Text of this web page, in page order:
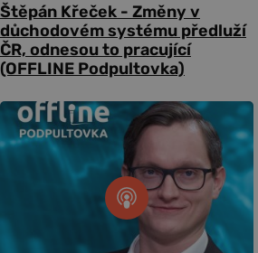
Štěpán Křeček - Změny v
důchodovém systému předluží
ČR, odnesou to pracující
(OFFLINE Podpultovka)